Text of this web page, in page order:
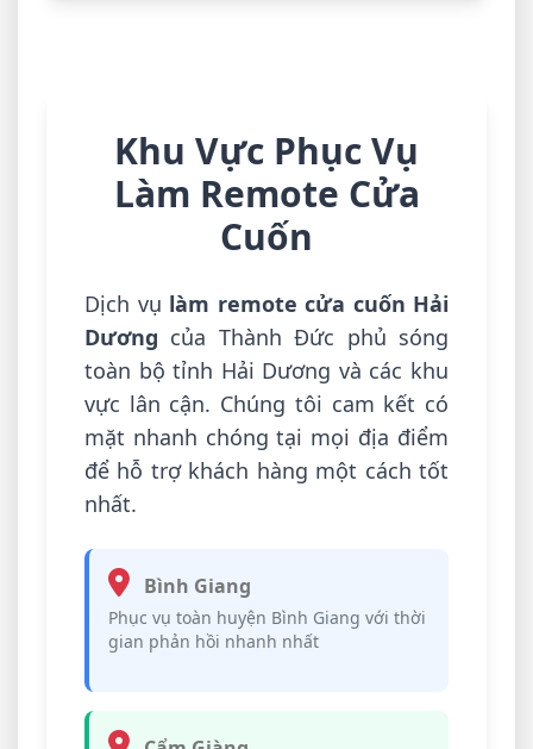
Khu Vực Phục Vụ
Làm Remote Cửa
Cuốn
Dịch vụ làm remote cửa cuốn Hải
Dương của Thành Đức phủ sóng
toàn bộ tỉnh Hải Dương và các khu
vực lân cận. Chúng tôi cam kết có
mặt nhanh chóng tại mọi địa điểm
để hỗ trợ khách hàng một cách tốt
nhất.
Bình Giang
Phục vụ toàn huyện Bình Giang với thời
gian phản hồi nhanh nhất